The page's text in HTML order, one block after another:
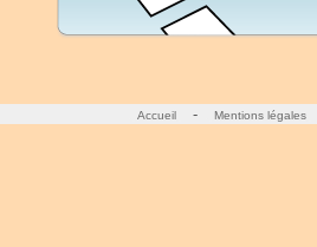
Accueil - Mentions légales